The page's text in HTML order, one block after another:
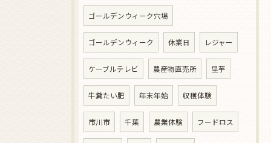
ゴールデンウィーク穴場
ゴールデンウィーク 休業日 レジャー
ケーブルテレビ 農産物直売所 里芋
牛糞たい肥 年末年始 収穫体験
市川市 千葉 農業体験 フードロス